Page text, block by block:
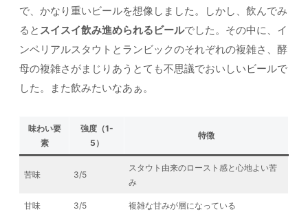
で、かなり重いビールを想像しました。しかし、飲んでみ
ると スイスイ飲み進められるビールでした。その中に、イ
ンペリアルスタウトとランビックのそれぞれの複雑さ、酵
母の複雑さがまじりあうとても不思議でおいしいビールで
した。また飲みたいなあぁ。
味わい要
素
強度（1-
5）
特徴
苦味 3/5
スタウト由来のロースト感と心地よい苦
み
甘味 3/5 複雑な甘みが層になっている